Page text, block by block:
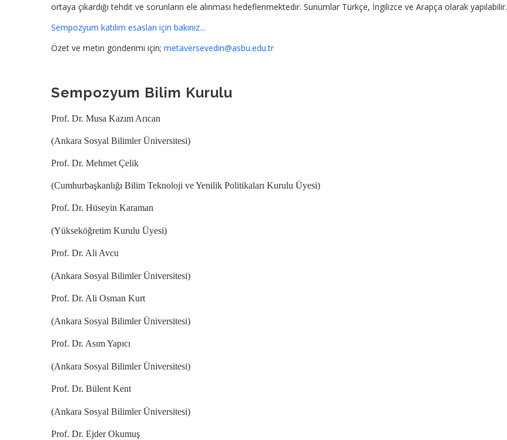
ortaya çıkardığı tehdit ve sorunların ele alınması hedeflenmektedir. Sunumlar Türkçe, İngilizce ve Arapça olarak yapılabilir.
Sempozyum katılım esasları için bakınız...
Özet ve metin gönderimi için; metaversevedin@asbu.edu.tr
Sempozyum Bilim Kurulu
Prof. Dr. Musa Kazım Arıcan
(Ankara Sosyal Bilimler Üniversitesi)
Prof. Dr. Mehmet Çelik
(Cumhurbaşkanlığı Bilim Teknoloji ve Yenilik Politikaları Kurulu Üyesi)
Prof. Dr. Hüseyin Karaman
(Yükseköğretim Kurulu Üyesi)
Prof. Dr. Ali Avcu
(Ankara Sosyal Bilimler Üniversitesi)
Prof. Dr. Ali Osman Kurt
(Ankara Sosyal Bilimler Üniversitesi)
Prof. Dr. Asım Yapıcı
(Ankara Sosyal Bilimler Üniversitesi)
Prof. Dr. Bülent Kent
(Ankara Sosyal Bilimler Üniversitesi)
Prof. Dr. Ejder Okumuş